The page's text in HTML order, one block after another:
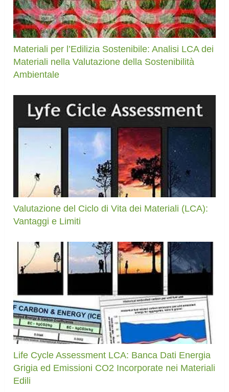
Materiali per l’Edilizia Sostenibile: Analisi LCA dei
Materiali nella Valutazione della Sostenibilità
Ambientale
Valutazione del Ciclo di Vita dei Materiali (LCA):
Vantaggi e Limiti
Life Cycle Assessment LCA: Banca Dati Energia
Grigia ed Emissioni CO2 Incorporate nei Materiali
Edili